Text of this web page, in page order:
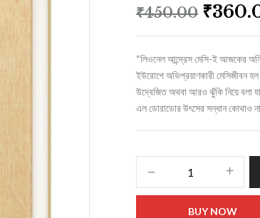
₹450.00 ₹
“লিওনেল আন্দ্রেস মেসি-ই আজকের
ইউরোপে অভিপ্রয়াণকারী মেসিজীবন
উদ্বেজিত অথবা আরও ঝুঁকি নিয়ে বলা
এল ডোরাডোর উৎসের সন্ধান কোথাও
BUY NOW